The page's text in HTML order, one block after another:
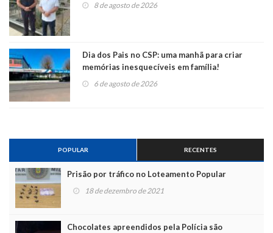
8 de agosto de 2026
Dia dos Pais no CSP: uma manhã para criar
memórias inesquecíveis em família!
6 de agosto de 2026
POPULAR RECENTES
Prisão por tráfico no Loteamento Popular
18 de dezembro de 2021
Chocolates apreendidos pela Polícia são